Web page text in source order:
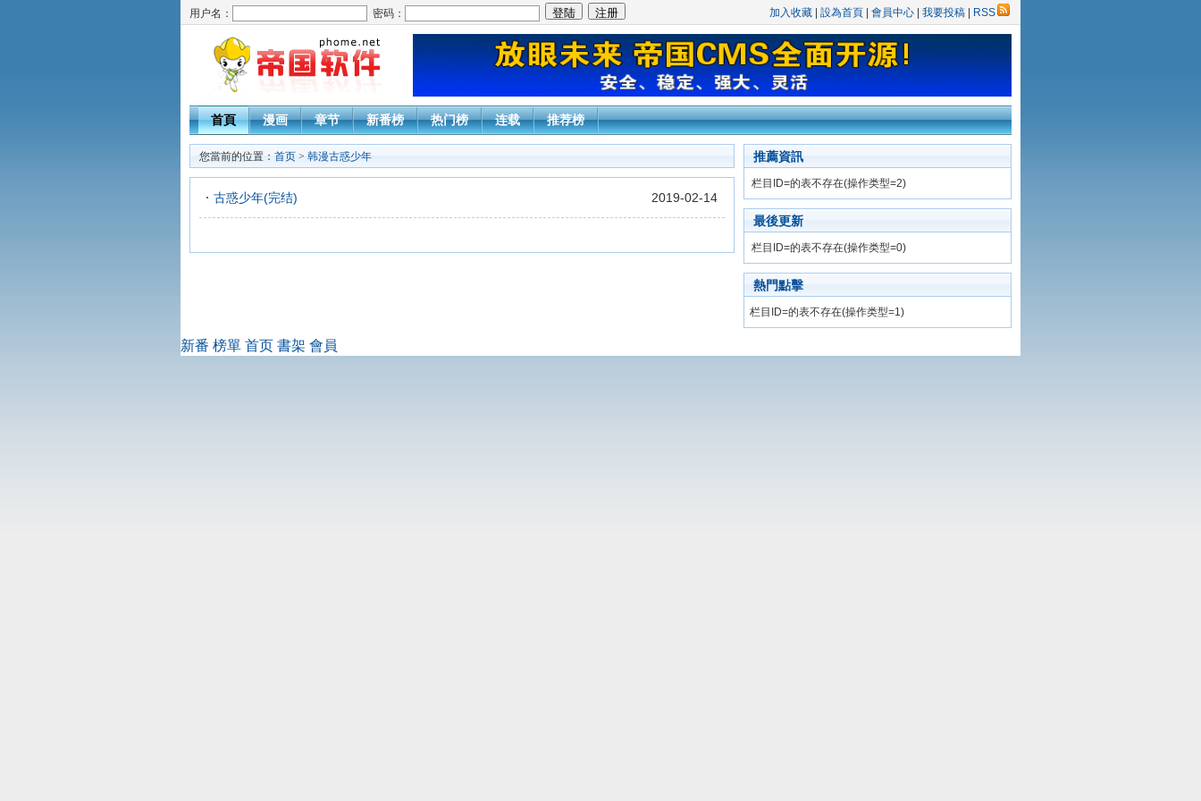
用户名： 密码： 加入收藏 設為首頁 會員中心 我要投稿 RSS
首頁 漫画 章节 新番榜 热门榜 连载 推荐榜
您當前的位置： 首页 > 韩漫古惑少年
古惑少年(完结) 2019-02-14
推薦資訊
栏目ID=的表不存在(操作类型=2)
最後更新
栏目ID=的表不存在(操作类型=0)
熱門點擊
栏目ID=的表不存在(操作类型=1)
新番 榜單 首页 書架 會員